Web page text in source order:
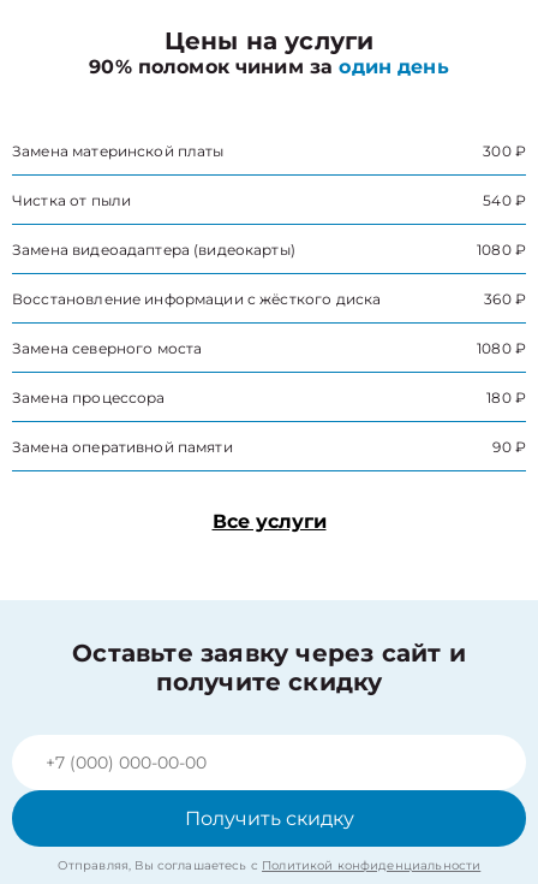
Цены на услуги
90% поломок чиним заодин день
Замена материнской платы 300 ₽
Чистка от пыли 540 ₽
Замена видеоадаптера (видеокарты) 1080 ₽
Восстановление информации с жёсткого диска 360 ₽
Замена северного моста 1080 ₽
Замена процессора 180 ₽
Замена оперативной памяти 90 ₽
Все услуги
Оставьте заявку через сайт и
получите скидку
Получить скидку
Отправляя, Вы соглашаетесь с Политикой конфиденциальности